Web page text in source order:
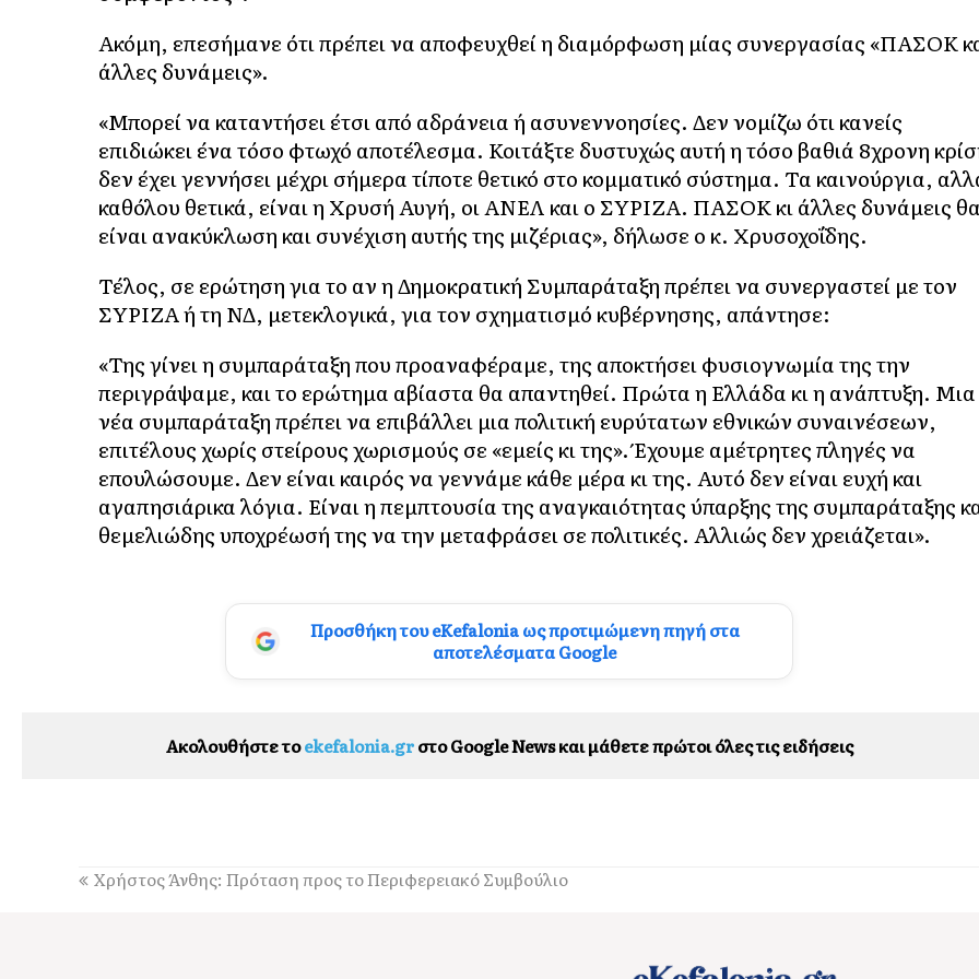
Ακόμη, επεσήμανε ότι πρέπει να αποφευχθεί η διαμόρφωση μίας συνεργασίας «ΠΑΣΟΚ
άλλες δυνάμεις».
«Μπορεί να καταντήσει έτσι από αδράνεια ή ασυνεννοησίες. Δεν νομίζω ότι κανείς
επιδιώκει ένα τόσο φτωχό αποτέλεσμα. Κοιτάξτε δυστυχώς αυτή η τόσο βαθιά 8χρονη
δεν έχει γεννήσει μέχρι σήμερα τίποτε θετικό στο κομματικό σύστημα. Τα καινούργια,
καθόλου θετικά, είναι η Χρυσή Αυγή, οι ΑΝΕΛ και ο ΣΥΡΙΖΑ. ΠΑΣΟΚ κι άλλες δυνάμεις θα
είναι ανακύκλωση και συνέχιση αυτής της μιζέριας», δήλωσε ο κ. Χρυσοχοΐδης.
Τέλος, σε ερώτηση για το αν η Δημοκρατική Συμπαράταξη πρέπει να συνεργαστεί με τον
ΣΥΡΙΖΑ ή τη ΝΔ, μετεκλογικά, για τον σχηματισμό κυβέρνησης, απάντησε:
«Της γίνει η συμπαράταξη που προαναφέραμε, της αποκτήσει φυσιογνωμία της την
περιγράψαμε, και το ερώτημα αβίαστα θα απαντηθεί. Πρώτα η Ελλάδα κι η ανάπτυξη. Μια
νέα συμπαράταξη πρέπει να επιβάλλει μια πολιτική ευρύτατων εθνικών συναινέσεων,
επιτέλους χωρίς στείρους χωρισμούς σε «εμείς κι της». Έχουμε αμέτρητες πληγές να
επουλώσουμε. Δεν είναι καιρός να γεννάμε κάθε μέρα κι της. Αυτό δεν είναι ευχή και
αγαπησιάρικα λόγια. Είναι η πεμπτουσία της αναγκαιότητας ύπαρξης της συμπαράταξης
θεμελιώδης υποχρέωσή της να την μεταφράσει σε πολιτικές. Αλλιώς δεν χρειάζεται».
Προσθήκη του eKefalonia ως προτιμώμενη πηγή στα
αποτελέσματα Google
Ακολουθήστε τοekefalonia.grστο Google News και μάθετε πρώτοι όλες τις ειδήσεις
Χρήστος Άνθης: Πρόταση προς το Περιφερειακό Συμβούλιο